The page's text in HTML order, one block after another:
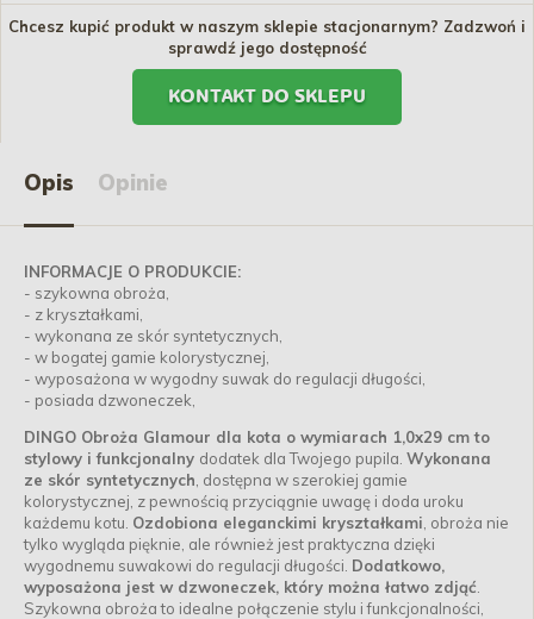
Chcesz kupić produkt w naszym sklepie stacjonarnym? Zadzwoń i
sprawdź jego dostępność
KONTAKT DO SKLEPU
Opis Opinie
INFORMACJE O PRODUKCIE:
- szykowna obroża,
- z kryształkami,
- wykonana ze skór syntetycznych,
- w bogatej gamie kolorystycznej,
- wyposażona w wygodny suwak do regulacji długości,
- posiada dzwoneczek,
DINGO Obroża Glamour dla kota o wymiarach 1,0x29 cm to
stylowy i funkcjonalny dodatek dla Twojego pupila. Wykonana
ze skór syntetycznych , dostępna w szerokiej gamie
kolorystycznej, z pewnością przyciągnie uwagę i doda uroku
każdemu kotu. Ozdobiona eleganckimi kryształkami , obroża nie
tylko wygląda pięknie, ale również jest praktyczna dzięki
wygodnemu suwakowi do regulacji długości. Dodatkowo,
wyposażona jest w dzwoneczek, który można łatwo zdjąć
Szykowna obroża to idealne połączenie stylu i funkcjonalności,